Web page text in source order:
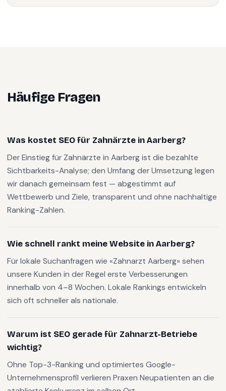
Häufige Fragen
Was kostet SEO für Zahnärzte in Aarberg?
Der Einstieg für Zahnärzte in Aarberg ist die bezahlte
Sichtbarkeits-Analyse; den Umfang der Umsetzung legen
wir danach gemeinsam fest — abgestimmt auf
Wettbewerb und Ziele, transparent und ohne nachhaltige
Ranking-Zahlen.
Wie schnell rankt meine Website in Aarberg?
Für lokale Suchanfragen wie «Zahnarzt Aarberg» sehen
unsere Kunden in der Regel erste Verbesserungen
innerhalb von 4–8 Wochen. Lokale Rankings entwickeln
sich oft schneller als nationale.
Warum ist SEO gerade für Zahnarzt-Betriebe
wichtig?
Ohne Top-3-Ranking und optimiertes Google-
Unternehmensprofil verlieren Praxen Neupatienten an die